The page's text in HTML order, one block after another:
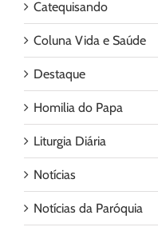
Catequisando
Coluna Vida e Saúde
Destaque
Homilia do Papa
Liturgia Diária
Notícias
Notícias da Paróquia